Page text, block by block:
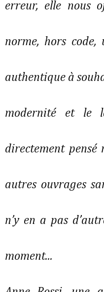
erreur, elle nous
norme, hors
authentique à
modernité et le
directement pensé
autres ouvrages
n’y en a pas
moment...